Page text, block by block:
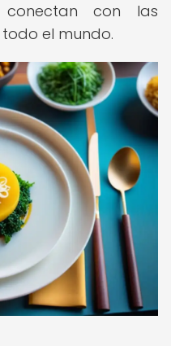
con las
el mundo.